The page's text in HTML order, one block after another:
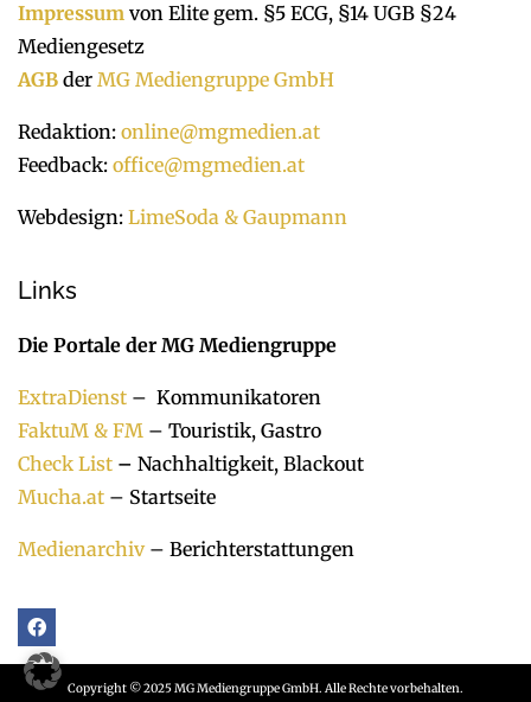
Impressum von Elite gem. §5 ECG, §14 UGB §24
Mediengesetz
AGB der MG Mediengruppe GmbH
Redaktion: online@mgmedien.at
Feedback: office@mgmedien.at
Webdesign: LimeSoda & Gaupmann
Links
Die Portale der MG Mediengruppe
ExtraDienst – Kommunikatoren
FaktuM & FM – Touristik, Gastro
Check List – Nachhaltigkeit, Blackout
Mucha.at – Startseite
Medienarchiv– Berichterstattungen
Copyright © 2025 MG Mediengruppe GmbH. Alle Rechte vorbehalten.